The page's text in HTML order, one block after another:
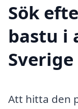
Sök
bastu i
Sverige
Att hitta den